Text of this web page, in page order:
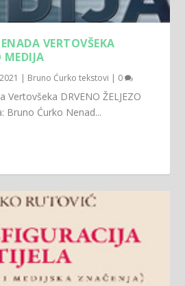
VERTOVŠEKA
MEDIJA
| Bruno Ćurko tekstovi | 0
Vertovšeka DRVENO ŽELJEZO
Bruno Ćurko Nenad...